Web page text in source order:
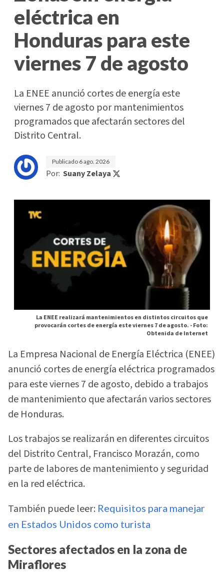
eléctrica en
Honduras para este
viernes 7 de agosto
La ENEE anunció cortes de energía este
viernes 7 de agosto por mantenimientos
programados que afectarán sectores del
Distrito Central.
Publicado 6 ago. 2026
Por: Suany Zelaya
La ENEE realizará mantenimientos en distintos circuitos que
provocarán cortes de energía este viernes 7 de agosto. -Foto:
Obtenida de Internet
La Empresa Nacional de Energía Eléctrica (ENEE)
anunció cortes de energía eléctrica programados
para este viernes 7 de agosto, debido a trabajos
de mantenimiento que afectarán varios sectores
de Honduras.
Los trabajos se realizarán en diferentes circuitos
del Distrito Central, Francisco Morazán, como
parte de labores de mantenimiento y seguridad
en la red eléctrica.
También puede leer: Requisitos para manejar
en Estados Unidos como turista
Sectores afectados en la zona de
Miraflores